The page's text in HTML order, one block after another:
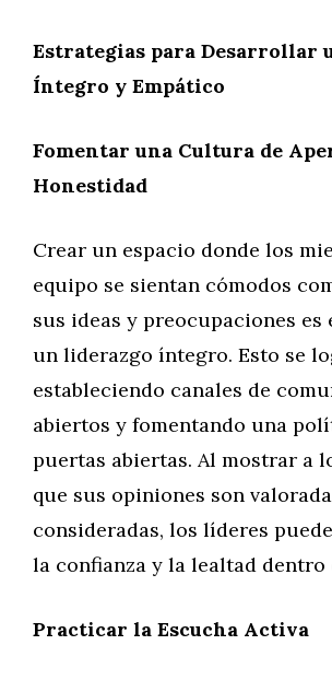
Estrategias para Desarrollar
Íntegro y Empático
Fomentar una Cultura de
Honestidad
Crear un espacio donde los
equipo se sientan cómodos
sus ideas y preocupaciones es
un liderazgo íntegro. Esto se
estableciendo canales de
abiertos y fomentando una
puertas abiertas. Al mostrar a
que sus opiniones son
consideradas, los líderes
la confianza y la lealtad dentro
Practicar la Escucha Activa